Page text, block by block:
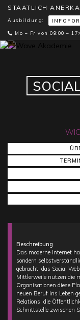
STAATLICH
Ausbildung:
Mo – Fr von 09:00 –
Beschreibung
Das moderne Internet
sondern
gebracht  das Social
Mittlerweile nutzen die
Organisationen diese
neuen Beruf ins Leben
Relations, die
Schnittstelle zwischen